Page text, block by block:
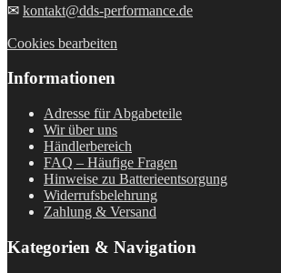
✉ kontakt@dds-performance.de
Cookies bearbeiten
Informationen
Adresse für Abgabeteile
Wir über uns
Händlerbereich
FAQ – Häufige Fragen
Hinweise zu Batterieentsorgung
Widerrufsbelehrung
Zahlung & Versand
Kategorien & Navigation